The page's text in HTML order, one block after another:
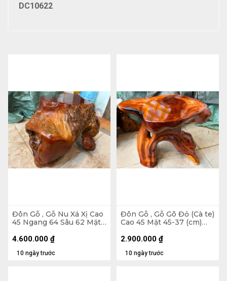
DC10622
Đôn Gỗ , Gỗ Nu Xá Xị Cao
45 Ngang 64 Sâu 62 Mặt
10 ngày trước
4.600.000 ₫
Đôn Gỗ , Gỗ Gõ Đỏ (Cà te)
Cao 45 Mặt 45-37 (cm)
10 ngày trước
2.900.000 ₫